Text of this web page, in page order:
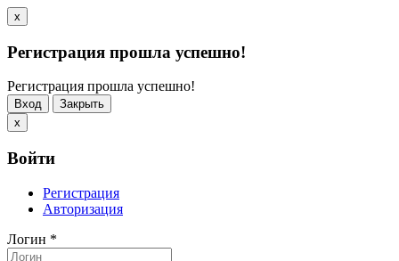
x
Регистрация прошла успешно!
Регистрация прошла успешно!
Вход
Закрыть
x
Войти
Регистрация
Авторизация
Логин *